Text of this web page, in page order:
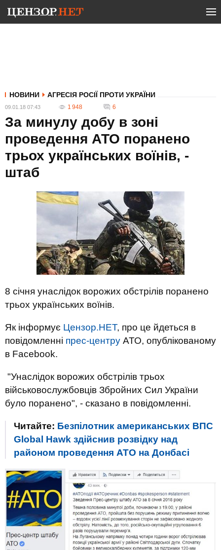
НОВИНИ АГРЕСІЯ РОСІЇ ПРОТИ УКРАЇНИ
09.01.18 07:43 1 948 6
За минулу добу в зоні
проведення АТО поранено
трьох українських воїнів, -
штаб
8 січня унаслідок ворожих обстрілів поранено
трьох українських воїнів.
Як інформує Цензор.НЕТ, про це йдеться в
повідомленні прес-центру АТО, опублікованому
в Facebook.
"Унаслідок ворожих обстрілів трьох
військовослужбовців Збройних Сил України
було поранено", - сказано в повідомленні.
Читайте: Безпілотник американських ВПС
Global Hawk здійснив розвідку над
районом проведення АТО на Донбасі